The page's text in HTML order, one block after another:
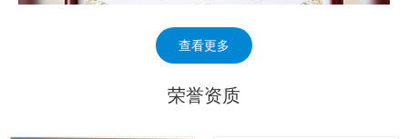
查看更多
荣誉资质